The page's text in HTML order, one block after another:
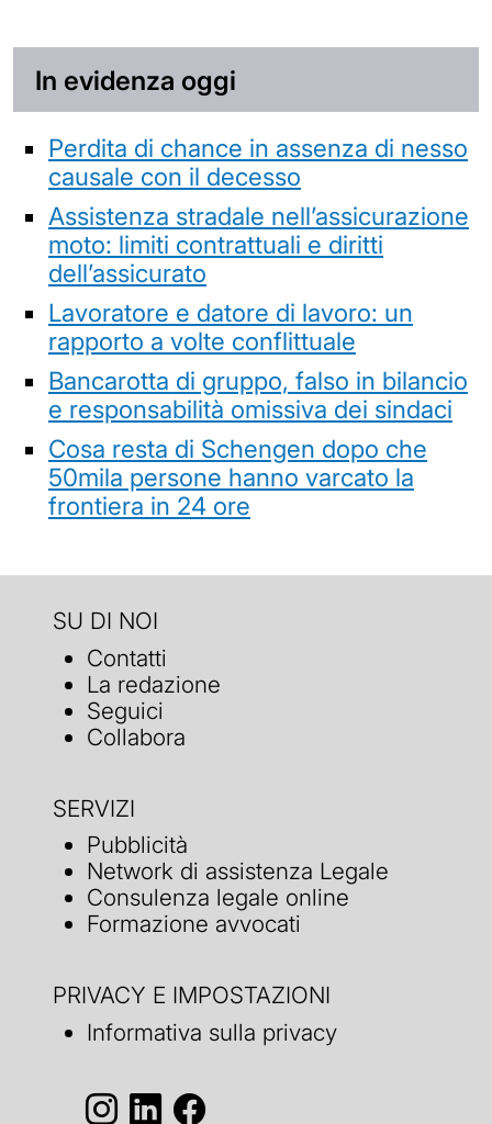
In evidenza oggi
Perdita di chance in assenza di nesso
causale con il decesso
Assistenza stradale nell’assicurazione
moto: limiti contrattuali e diritti
dell’assicurato
Lavoratore e datore di lavoro: un
rapporto a volte conflittuale
Bancarotta di gruppo, falso in bilancio
e responsabilità omissiva dei sindaci
Cosa resta di Schengen dopo che
50mila persone hanno varcato la
frontiera in 24 ore
SU DI NOI
Contatti
La redazione
Seguici
Collabora
SERVIZI
Pubblicità
Network di assistenza Legale
Consulenza legale online
Formazione avvocati
PRIVACY E IMPOSTAZIONI
Informativa sulla privacy